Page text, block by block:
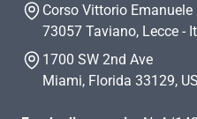
Corso Vittorio Emanuele
73057 Taviano, Lecce -
1700 SW 2nd Ave
Miami, Florida 33129,